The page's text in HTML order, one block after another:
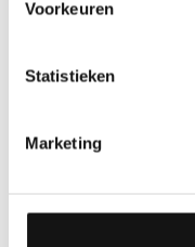
Voorkeuren
Statistieken
Marketing